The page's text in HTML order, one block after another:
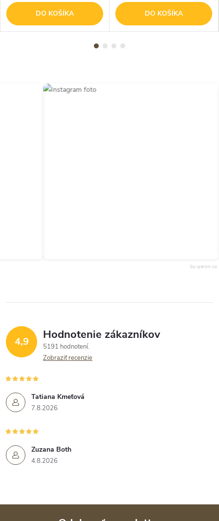
DO KOŠÍKA DO KOŠÍKA
by qeron.cz
4,9 Hodnotenie zákazníkov
5191 hodnotení
Zobraziť recenzie
Tatiana Kmeťová
7.8.2026
Zuzana Both
4.8.2026